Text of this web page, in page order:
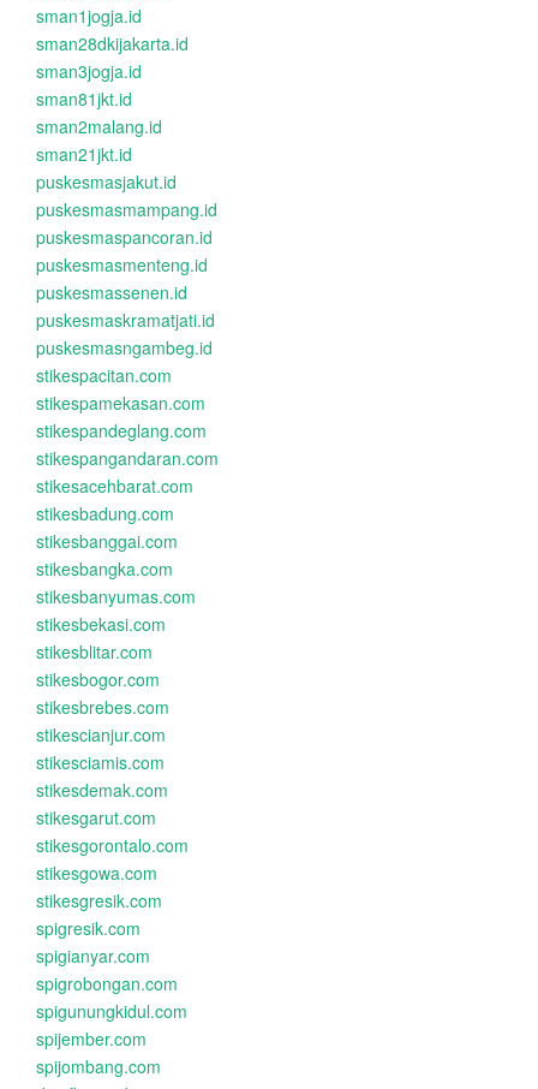
sman1jogja.id
sman28dkijakarta.id
sman3jogja.id
sman81jkt.id
sman2malang.id
sman21jkt.id
puskesmasjakut.id
puskesmasmampang.id
puskesmaspancoran.id
puskesmasmenteng.id
puskesmassenen.id
puskesmaskramatjati.id
puskesmasngambeg.id
stikespacitan.com
stikespamekasan.com
stikespandeglang.com
stikespangandaran.com
stikesacehbarat.com
stikesbadung.com
stikesbanggai.com
stikesbangka.com
stikesbanyumas.com
stikesbekasi.com
stikesblitar.com
stikesbogor.com
stikesbrebes.com
stikescianjur.com
stikesciamis.com
stikesdemak.com
stikesgarut.com
stikesgorontalo.com
stikesgowa.com
stikesgresik.com
spigresik.com
spigianyar.com
spigrobongan.com
spigunungkidul.com
spijember.com
spijombang.com